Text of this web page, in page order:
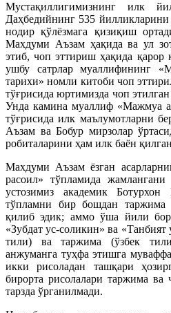
Мустақиллигимизнинг илк
Даҳбедийнинг 535
нодир қўлёзмага қизиқиш
Махдуми Аъзам ҳақида ва ул
этиб, чоп эттириш ҳақида қарор
ушбу сатрлар муаллифининг
тарихи» номли китоби чоп
тўғрисида юртимизда чоп
Унда камина муаллиф «Мажмуа
тўғрисида илк маълумотларни
Аъзам ва Бобур мирзолар
робиталарини ҳам илк баён
Махдуми Аъзам ёзган
расоил» тўпламида
устозимиз академик Ботурхон
тўпламни бир бошдан таржима
қилиб эдик; аммо ўша йили
«Зубдат ус-соликин» ва
тили) ва таржима (ўзбек
анжуманга туҳфа этишга
икки рисоладан ташқари
бирорта рисолалари таржима
тарзда ўрганилмади.